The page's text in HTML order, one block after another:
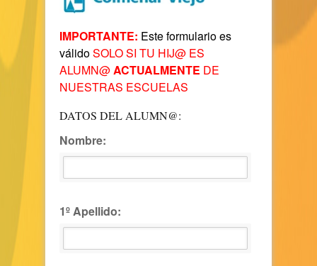
IMPORTANTE: Este formulario es
válidoSOLO SI TU HIJ@ ES
ALUMN@ACTUALMENTE DE
NUESTRAS ESCUELAS
DATOS DEL ALUMN@:
Nombre:
1º Apellido: